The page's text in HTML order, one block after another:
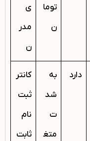
توما
ن
ی
مدر
ن
دارد
به
شد
ت
متغ
کانتر
ثبت‌
نام
ثابت